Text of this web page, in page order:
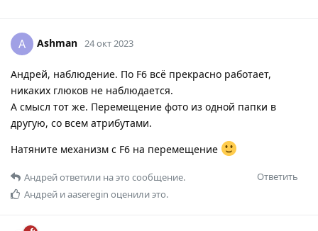
A Ashman 24 окт 2023
Андрей, наблюдение. По F6 всё прекрасно работает,
никаких глюков не наблюдается.
А смысл тот же. Перемещение фото из одной папки в
другую, со всем атрибутами.
Натяните механизм с F6 на перемещение
Ответить
Андрейответили на это сообщение.
Андрей иaaseregin оценили это.